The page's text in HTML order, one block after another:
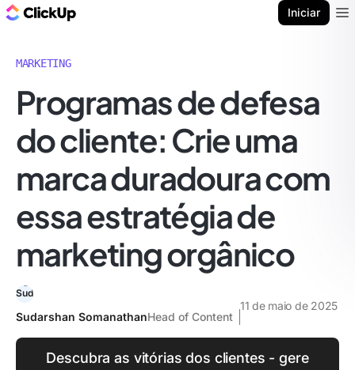
Iniciar
MARKETING
Programas de defesa
do cliente: Crie uma
marca duradoura com
essa estratégia de
marketing orgânico
Sudarshan SomanathanHead of Content
11 de maio de 2025
Descubra as vitórias dos clientes - gere